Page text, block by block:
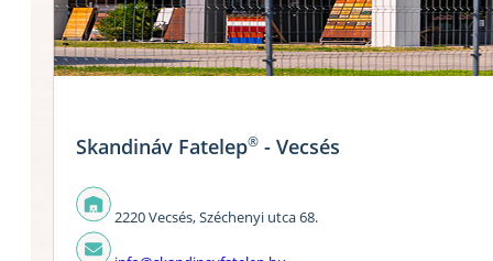
Skandináv Fatelep® - Vecsés
2220 Vecsés, Széchenyi utca 68.